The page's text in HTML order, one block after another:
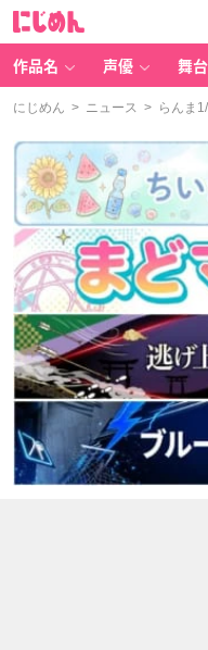
作品名 声優 舞
にじめん > ニュース > らんま